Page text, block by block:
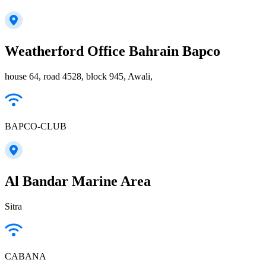
Weatherford Office Bahrain Bapco
house 64, road 4528, block 945, Awali,
BAPCO-CLUB
Al Bandar Marine Area
Sitra
CABANA